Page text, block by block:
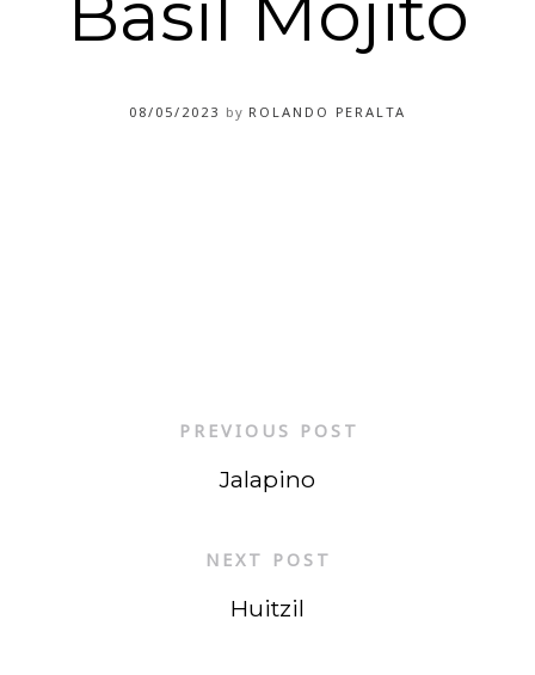
08/05/2023 by ROLANDO PERALTA
PREVIOUS POST
Jalapino
NEXT POST
Huitzil